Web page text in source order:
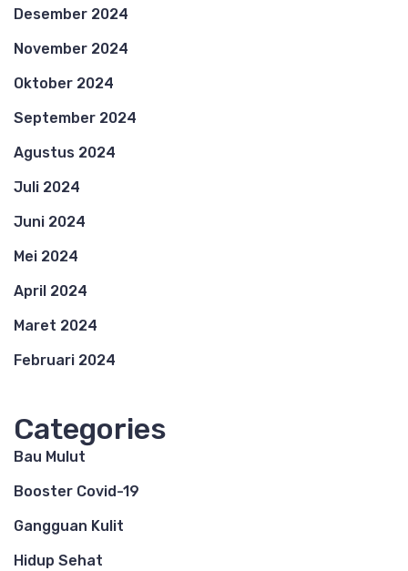
Desember 2024
November 2024
Oktober 2024
September 2024
Agustus 2024
Juli 2024
Juni 2024
Mei 2024
April 2024
Maret 2024
Februari 2024
Categories
Bau Mulut
Booster Covid-19
Gangguan Kulit
Hidup Sehat